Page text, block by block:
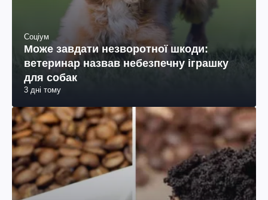
Соціум
Може завдати незворотної шкоди:
ветеринар назвав небезпечну іграшку
для собак
3 дні тому